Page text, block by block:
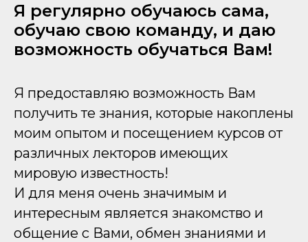
Я регулярно обучаюсь сама,
обучаю свою команду, и даю
возможность обучаться Вам!
Я предоставляю возможность Вам
получить те знания, которые накоплены
моим опытом и посещением курсов от
различных лекторов имеющих
мировую известность!
И для меня очень значимым и
интересным является знакомство и
общение с Вами, обмен знаниями и